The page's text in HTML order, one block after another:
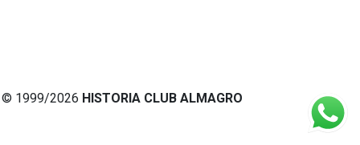
© 1999/2026 HISTORIA CLUB ALMAGRO